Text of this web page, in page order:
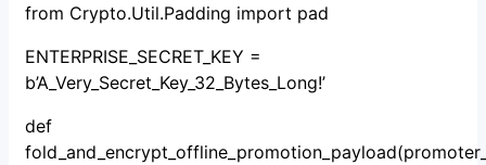
from Crypto.Util.Padding import pad
ENTERPRISE_SECRET_KEY =
b’A_Very_Secret_Key_32_Bytes_Long!’
def